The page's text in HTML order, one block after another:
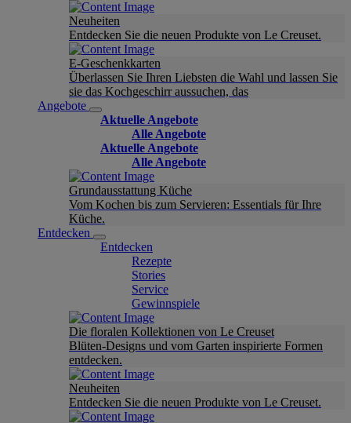
Neuheiten
Entdecken Sie die neuen Produkte von Le Creuset.
E-Geschenkkarten
Überlassen Sie Ihren Liebsten die Wahl und lassen Sie
sie das Kochgeschirr aussuchen, das
Angebote
Aktuelle Angebote
Alle Angebote
Aktuelle Angebote
Alle Angebote
Grundausstattung Küche
Vom Kochen bis zum Servieren: Essentials für Ihre
Küche.
Entdecken
Entdecken
Rezepte
Stories
Service
Gewinnspiele
Die floralen Kollektionen von Le Creuset
Blüten-Designs und vom Garten inspirierte Formen
entdecken.
Neuheiten
Entdecken Sie die neuen Produkte von Le Creuset.